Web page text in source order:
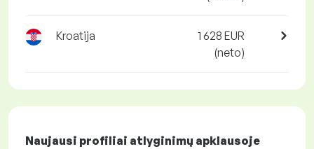
Kroatija
1 628 EUR
(neto)
Naujausi profiliai atlyginimų apklausoje